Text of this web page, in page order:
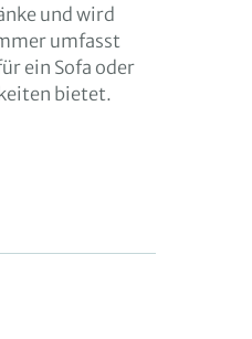
und wird
umfasst
ein Sofa oder
bietet.